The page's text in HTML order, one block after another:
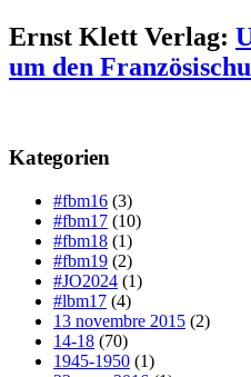
Ernst Klett Verlag:
um den
Kategorien
#fbm16 (3)
#fbm17 (10)
#fbm18 (1)
#fbm19 (2)
#JO2024 (1)
#lbm17 (4)
13 novembre 2015 (2)
14-18 (70)
1945-1950 (1)